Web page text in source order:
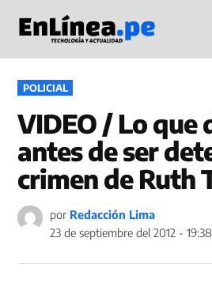
contenido
en
PUBLICADO
EN
POLICIAL
VIDEO / Lo que
antes de ser
crimen de Ruth
por Redacción Lima
23 de septiembre del 2012 -